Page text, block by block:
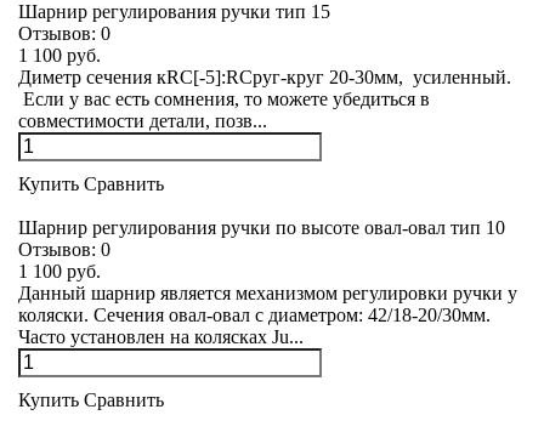
Шарнир регулирования ручки тип 15
Отзывов: 0
1 100 руб.
Диметр сечения кRC[-5]:RCруг-круг 20-30мм, усиленный.
Если у вас есть сомнения, то можете убедиться в
совместимости детали, позв...
Купить Сравнить
Шарнир регулирования ручки по высоте овал-овал тип 10
Отзывов: 0
1 100 руб.
Данный шарнир является механизмом регулировки ручки у
коляски. Сечения овал-овал с диаметром: 42/18-20/30мм.
Часто установлен на колясках Ju...
Купить Сравнить